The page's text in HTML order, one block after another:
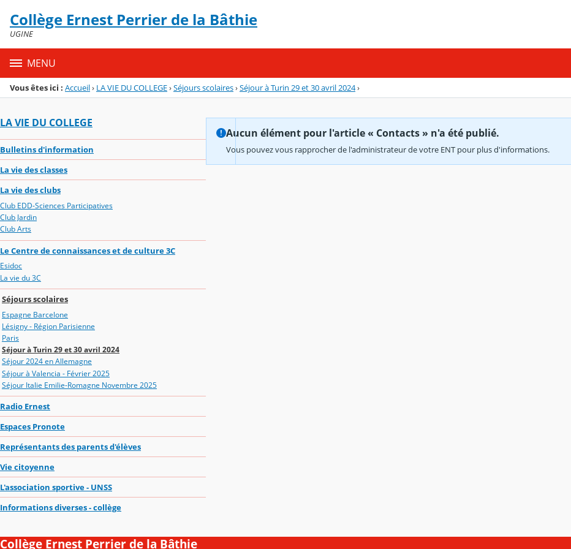
Menu de la rubrique
Contenu
Collège Ernest Perrier de la Bâthie
UGINE
MENU
Vous êtes ici : Accueil› LA VIE DU COLLEGE›Séjours scolaires›Séjour à Turin 29 et 30 avril 2024›
LA VIE DU COLLEGE
Bulletins d'information
La vie des classes
La vie des clubs
Club EDD-Sciences Participatives
Club Jardin
Club Arts
Le Centre de connaissances et de culture 3C
Esidoc
La vie du 3C
Séjours scolaires
Espagne Barcelone
Lésigny - Région Parisienne
Paris
Séjour à Turin 29 et 30 avril 2024
Séjour 2024 en Allemagne
Séjour à Valencia - Février 2025
Séjour Italie Emilie-Romagne Novembre 2025
Radio Ernest
Espaces Pronote
Représentants des parents d'élèves
Vie citoyenne
L'association sportive - UNSS
Informations diverses - collège
Aucun élément pour l'article « Contacts » n'a été publié.
Vous pouvez vous rapprocher de l'administrateur de votre ENT pour plus d'informations.
Collège Ernest Perrier de la Bâthie